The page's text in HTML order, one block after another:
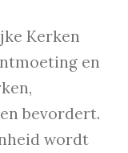
Kerken
en
bevordert.
wordt